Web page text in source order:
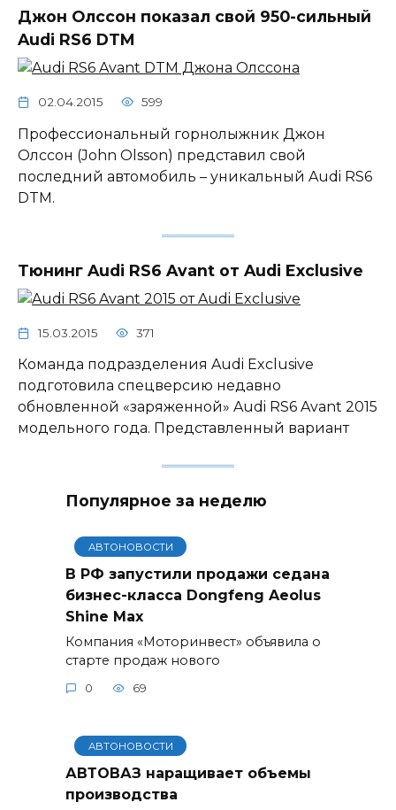
Джон Олссон показал свой 950-сильный
Audi RS6 DTM
02.04.2015 599
Профессиональный горнолыжник Джон
Олссон (John Olsson) представил свой
последний автомобиль – уникальный Audi RS6
DTM.
Тюнинг Audi RS6 Avant от Audi Exclusive
15.03.2015 371
Команда подразделения Audi Exclusive
подготовила спецверсию недавно
обновленной «заряженной» Audi RS6 Avant 2015
модельного года. Представленный вариант
Популярное за неделю
АВТОНОВОСТИ
В РФ запустили продажи седана
бизнес-класса Dongfeng Aeolus
Shine Max
Компания «Моторинвест» объявила о
старте продаж нового
0 69
АВТОНОВОСТИ
АВТОВАЗ наращивает объемы
производства